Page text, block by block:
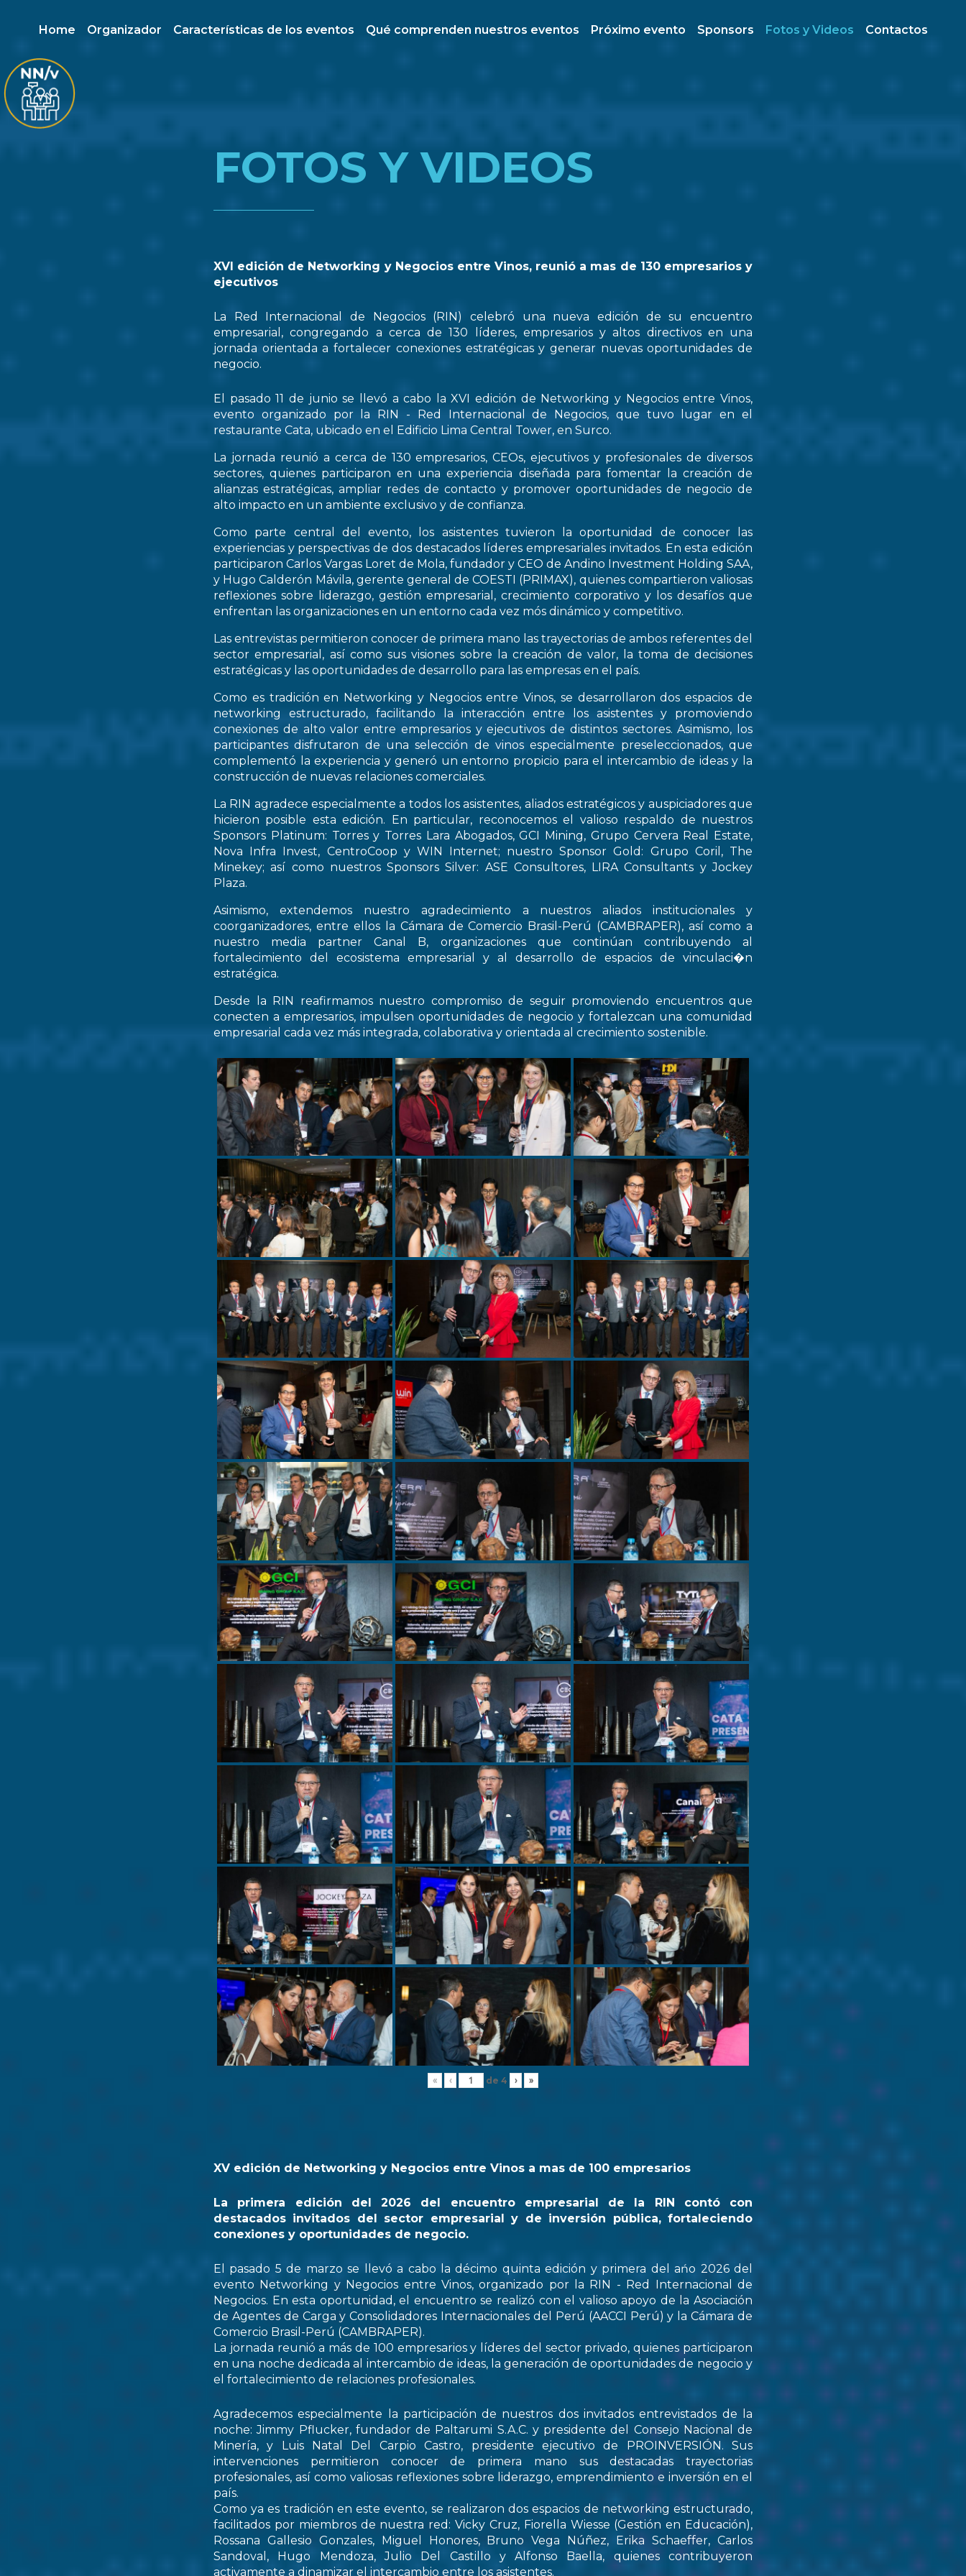
Home Organizador Características de los eventos Qué comprenden nuestros eventos Próximo evento Sponsors Fotos y Videos Contactos
FOTOS Y VIDEOS
XVI edición de Networking y Negocios entre Vinos, reunió a mas de 130 empresarios y
ejecutivos
La Red Internacional de Negocios (RIN) celebró una nueva edición de su encuentro
empresarial, congregando a cerca de 130 líderes, empresarios y altos directivos en una
jornada orientada a fortalecer conexiones estratégicas y generar nuevas oportunidades de
negocio.
El pasado 11 de junio se llevó a cabo la XVI edición de Networking y Negocios entre Vinos,
evento organizado por la RIN - Red Internacional de Negocios, que tuvo lugar en el
restaurante Cata, ubicado en el Edificio Lima Central Tower, en Surco.
La jornada reunió a cerca de 130 empresarios, CEOs, ejecutivos y profesionales de diversos
sectores, quienes participaron en una experiencia diseñada para fomentar la creación de
alianzas estratégicas, ampliar redes de contacto y promover oportunidades de negocio de
alto impacto en un ambiente exclusivo y de confianza.
Como parte central del evento, los asistentes tuvieron la oportunidad de conocer las
experiencias y perspectivas de dos destacados líderes empresariales invitados. En esta edición
participaron Carlos Vargas Loret de Mola, fundador y CEO de Andino Investment Holding SAA,
y Hugo Calderón Mávila, gerente general de COESTI (PRIMAX), quienes compartieron valiosas
reflexiones sobre liderazgo, gestión empresarial, crecimiento corporativo y los desafíos que
enfrentan las organizaciones en un entorno cada vez mós dinámico y competitivo.
Las entrevistas permitieron conocer de primera mano las trayectorias de ambos referentes del
sector empresarial, así como sus visiones sobre la creación de valor, la toma de decisiones
estratégicas y las oportunidades de desarrollo para las empresas en el país.
Como es tradición en Networking y Negocios entre Vinos, se desarrollaron dos espacios de
networking estructurado, facilitando la interacción entre los asistentes y promoviendo
conexiones de alto valor entre empresarios y ejecutivos de distintos sectores. Asimismo, los
participantes disfrutaron de una selección de vinos especialmente preseleccionados, que
complementó la experiencia y generó un entorno propicio para el intercambio de ideas y la
construcción de nuevas relaciones comerciales.
La RIN agradece especialmente a todos los asistentes, aliados estratégicos y auspiciadores que
hicieron posible esta edición. En particular, reconocemos el valioso respaldo de nuestros
Sponsors Platinum: Torres y Torres Lara Abogados, GCI Mining, Grupo Cervera Real Estate,
Nova Infra Invest, CentroCoop y WIN Internet; nuestro Sponsor Gold: Grupo Coril, The
Minekey; así como nuestros Sponsors Silver: ASE Consultores, LIRA Consultants y Jockey
Plaza.
Asimismo, extendemos nuestro agradecimiento a nuestros aliados institucionales y
coorganizadores, entre ellos la Cámara de Comercio Brasil-Perú (CAMBRAPER), así como a
nuestro media partner Canal B, organizaciones que continúan contribuyendo al
fortalecimiento del ecosistema empresarial y al desarrollo de espacios de vinculaci�n
estratégica.
Desde la RIN reafirmamos nuestro compromiso de seguir promoviendo encuentros que
conecten a empresarios, impulsen oportunidades de negocio y fortalezcan una comunidad
empresarial cada vez más integrada, colaborativa y orientada al crecimiento sostenible.
« ‹ de 4 › »
XV edición de Networking y Negocios entre Vinos a mas de 100 empresarios
La primera edición del 2026 del encuentro empresarial de la RIN contó con
destacados invitados del sector empresarial y de inversión pública, fortaleciendo
conexiones y oportunidades de negocio.
El pasado 5 de marzo se llevó a cabo la décimo quinta edición y primera del ańo 2026 del
evento Networking y Negocios entre Vinos, organizado por la RIN - Red Internacional de
Negocios. En esta oportunidad, el encuentro se realizó con el valioso apoyo de la Asociación
de Agentes de Carga y Consolidadores Internacionales del Perú (AACCI Perú) y la Cámara de
Comercio Brasil-Perú (CAMBRAPER).
La jornada reunió a más de 100 empresarios y líderes del sector privado, quienes participaron
en una noche dedicada al intercambio de ideas, la generación de oportunidades de negocio y
el fortalecimiento de relaciones profesionales.
Agradecemos especialmente la participación de nuestros dos invitados entrevistados de la
noche: Jimmy Pflucker, fundador de Paltarumi S.A.C. y presidente del Consejo Nacional de
Minería, y Luis Natal Del Carpio Castro, presidente ejecutivo de PROINVERSIÓN. Sus
intervenciones permitieron conocer de primera mano sus destacadas trayectorias
profesionales, así como valiosas reflexiones sobre liderazgo, emprendimiento e inversión en el
país.
Como ya es tradición en este evento, se realizaron dos espacios de networking estructurado,
facilitados por miembros de nuestra red: Vicky Cruz, Fiorella Wiesse (Gestión en Educación),
Rossana Gallesio Gonzales, Miguel Honores, Bruno Vega Núñez, Erika Schaeffer, Carlos
Sandoval, Hugo Mendoza, Julio Del Castillo y Alfonso Baella, quienes contribuyeron
activamente a dinamizar el intercambio entre los asistentes.